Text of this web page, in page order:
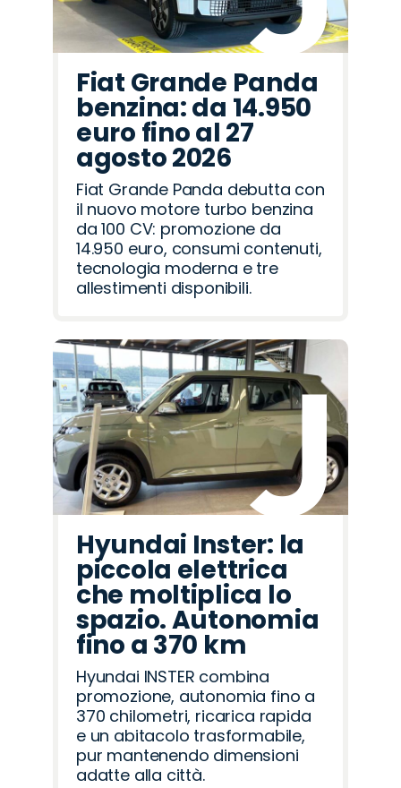
Fiat Grande Panda
benzina: da 14.950
euro fino al 27
agosto 2026
Fiat Grande Panda debutta con
il nuovo motore turbo benzina
da 100 CV: promozione da
14.950 euro, consumi contenuti,
tecnologia moderna e tre
allestimenti disponibili.
Hyundai Inster: la
piccola elettrica
che moltiplica lo
spazio. Autonomia
fino a 370 km
Hyundai INSTER combina
promozione, autonomia fino a
370 chilometri, ricarica rapida
e un abitacolo trasformabile,
pur mantenendo dimensioni
adatte alla città.